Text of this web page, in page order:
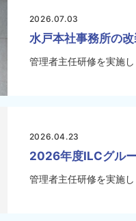
2026.07.03
水戸本社事務所の
管理者主任研修を実施し
2026.04.23
2026年度ILCグル
管理者主任研修を実施し